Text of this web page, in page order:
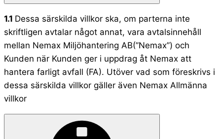
1.1 Dessa särskilda villkor ska, om parterna inte
skriftligen avtalar något annat, vara avtalsinnehåll
mellan Nemax Miljöhantering AB(’’Nemax’’) och
Kunden när Kunden ger i uppdrag åt Nemax att
hantera farligt avfall (FA). Utöver vad som föreskrivs i
dessa särskilda villkor gäller även Nemax Allmänna
villkor